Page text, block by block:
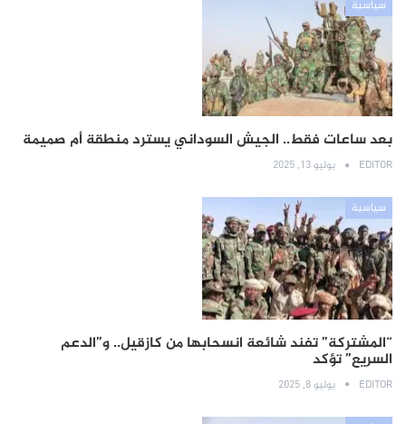
سياسية
بعد ساعات فقط.. الجيش السوداني يسترد منطقة أم صميمة
EDITOR يوليو 13, 2025
سياسية
“المشتركة” تفند شائعة انسحابها من كازقيل.. و”الدعم
السريع” تؤكد
EDITOR يوليو 8, 2025